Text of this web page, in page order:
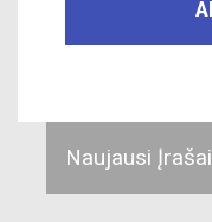
Naujausi Įrašai